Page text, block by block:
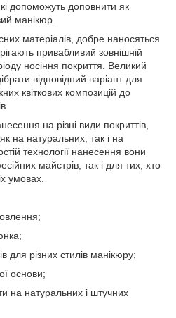
допоможуть доповнити як
манікюр.
матеріалів, добре наносяться
привабливий зовнішній
носіння покриття. Великий
відповідний варіант для
квіткових композицій до
на різні види покриттів,
на натуральних, так і на
технології нанесення вони
майстрів, так і для тих, хто
умовах.
для різних стилів манікюру;
основи;
на натуральних і штучних